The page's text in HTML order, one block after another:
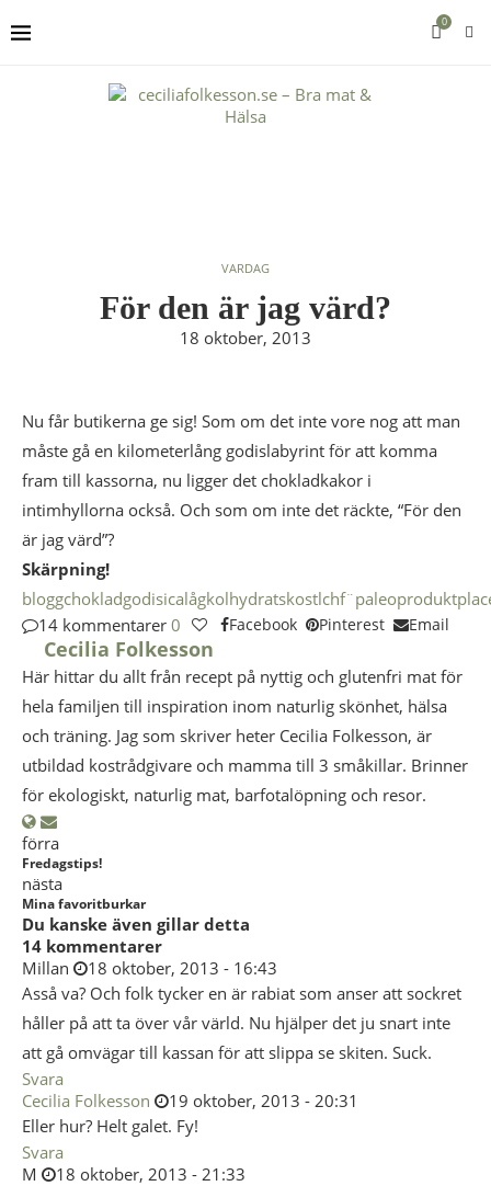
0
VARDAG
För den är jag värd?
18 oktober, 2013
Nu får butikerna ge sig! Som om det inte vore nog att man
måste gå en kilometerlång godislabyrint för att komma
fram till kassorna, nu ligger det chokladkakor i
intimhyllorna också. Och som om inte det räckte, “För den
är jag värd”?
Skärpning!
bloggchokladgodisicalågkolhydratskostlchf¨paleo
14 kommentarer 0 Facebook Pinterest Email
Cecilia Folkesson
Här hittar du allt från recept på nyttig och glutenfri mat för
hela familjen till inspiration inom naturlig skönhet, hälsa
och träning. Jag som skriver heter Cecilia Folkesson, är
utbildad kostrådgivare och mamma till 3 småkillar. Brinner
för ekologiskt, naturlig mat, barfotalöpning och resor.
förra
Fredagstips!
nästa
Mina favoritburkar
Du kanske även gillar detta
14 kommentarer
Millan
18 oktober, 2013 - 16:43
Asså va? Och folk tycker en är rabiat som anser att sockret
håller på att ta över vår värld. Nu hjälper det ju snart inte
att gå omvägar till kassan för att slippa se skiten. Suck.
Svara
Cecilia Folkesson
19 oktober, 2013 - 20:31
Eller hur? Helt galet. Fy!
Svara
M
18 oktober, 2013 - 21:33